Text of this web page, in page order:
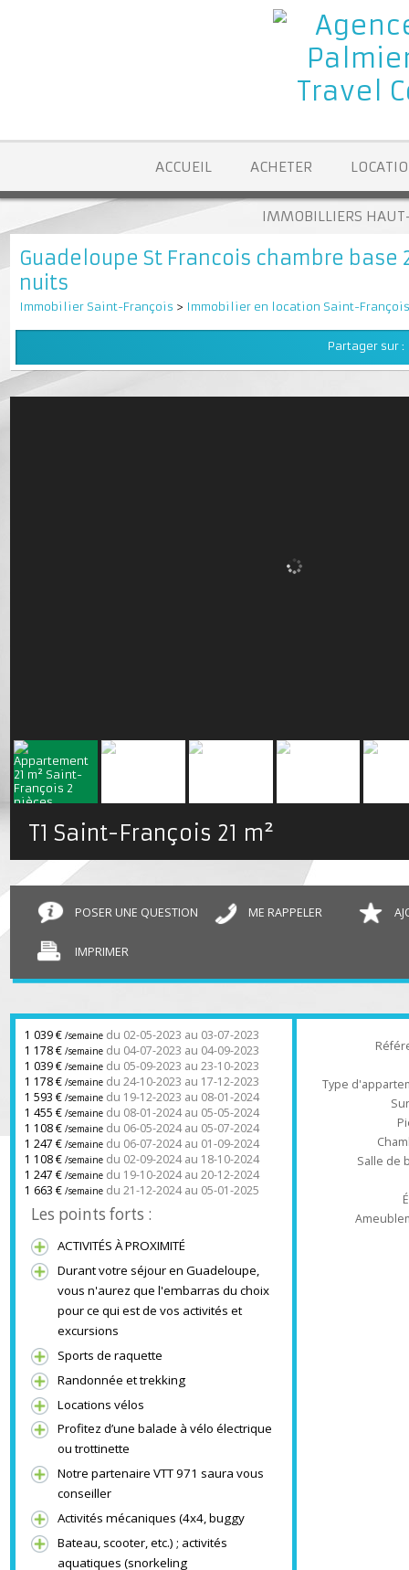
ACCUEIL ACHETER
IMMOBILLIERS
Guadeloupe St Francois chambre
nuits
Partager
T1 Saint-François
POSER UNE QUESTION
1 039 € /semainedu 02-05-2023 au 03-07-2023
1 178 € /semainedu 04-07-2023 au 04-09-2023
1 039 € /semainedu 05-09-2023 au 23-10-2023
1 178 € /semainedu 24-10-2023 au 17-12-2023
1 593 € /semainedu 19-12-2023 au 08-01-2024
1 455 € /semainedu 08-01-2024 au 05-05-2024
1 108 € /semainedu 06-05-2024 au 05-07-2024
1 247 € /semainedu 06-07-2024 au 01-09-2024
1 108 €/semaine du 02-09-2024 au 18-10-2024
1 247 €
1 663 €/semainedu 21-12-2024 au 05-01-2025
Les points forts :
ACTIVITÉS À PROXIMITÉ
Durant votre séjour en Guadeloupe,
vous n'aurez que l'embarras du choix
excursions
Randonnée et trekking
Locations vélos
Profitez d’une balade à vélo électrique
ou trottinette
Notre partenaire VTT 971 saura vous
conseiller
Salle